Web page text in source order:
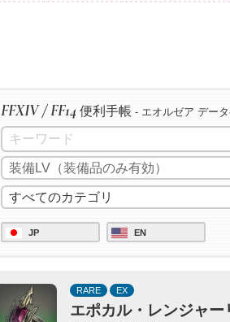
FFXIV / FF14 便利手帳 - エオルゼア デー
JP EN
RARE EX
エポカル・レンジャー